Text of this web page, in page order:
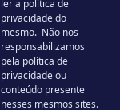
ler a política de
privacidade do
mesmo. Não nos
responsabilizamos
pela política de
privacidade ou
conteúdo presente
nesses mesmos sites.